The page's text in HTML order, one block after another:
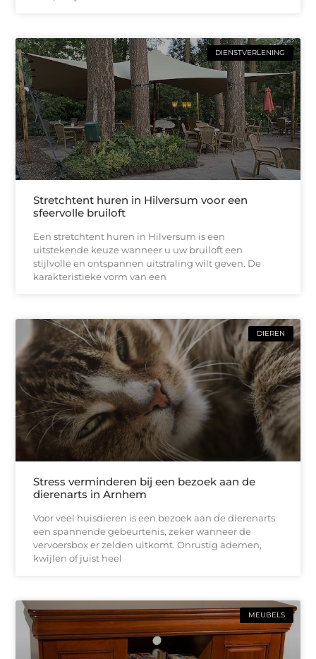
DIENSTVERLENING
Stretchtent huren in Hilversum voor een
sfeervolle bruiloft
Een stretchtent huren in Hilversum is een
uitstekende keuze wanneer u uw bruiloft een
stijlvolle en ontspannen uitstraling wilt geven. De
karakteristieke vorm van een
DIEREN
Stress verminderen bij een bezoek aan de
dierenarts in Arnhem
Voor veel huisdieren is een bezoek aan de dierenarts
een spannende gebeurtenis, zeker wanneer de
vervoersbox er zelden uitkomt. Onrustig ademen,
kwijlen of juist heel
MEUBELS